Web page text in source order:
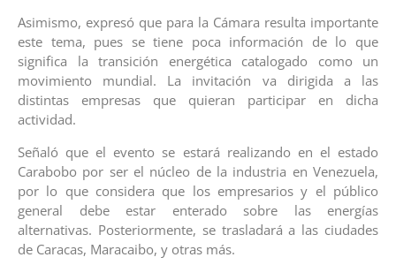
Asimismo, expresó que para la Cámara resulta importante
este tema, pues se tiene poca información de lo que
significa la transición energética catalogado como un
movimiento mundial. La invitación va dirigida a las
distintas empresas que quieran participar en dicha
actividad.
Señaló que el evento se estará realizando en el estado
Carabobo por ser el núcleo de la industria en Venezuela,
por lo que considera que los empresarios y el público
general debe estar enterado sobre las energías
alternativas. Posteriormente, se trasladará a las ciudades
de Caracas, Maracaibo, y otras más.